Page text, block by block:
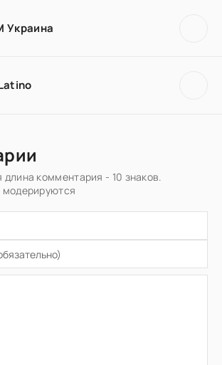
Украина
комментария - 10 знаков.